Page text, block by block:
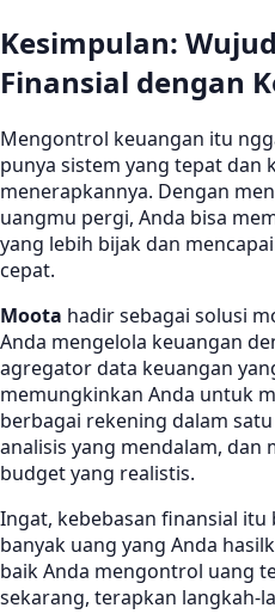
Kesimpulan:
Finansial dengan
Mengontrol keuangan itu
punya sistem yang tepat dan
menerapkannya. Dengan
uangmu pergi, Anda bisa
yang lebih bijak dan
cepat.
Moota hadir sebagai solusi
Anda mengelola keuangan
agregator data keuangan
memungkinkan Anda untuk
berbagai rekening dalam
analisis yang mendalam,
budget yang realistis.
Ingat, kebebasan finansial
banyak uang yang Anda
baik Anda mengontrol uang
sekarang, terapkan langkah-